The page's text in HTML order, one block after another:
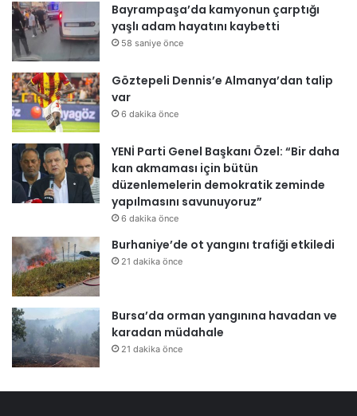
Bayrampaşa’da kamyonun çarptığı
yaşlı adam hayatını kaybetti
58 saniye önce
Göztepeli Dennis’e Almanya’dan talip
var
6 dakika önce
YENİ Parti Genel Başkanı Özel: “Bir daha
kan akmaması için bütün
düzenlemelerin demokratik zeminde
yapılmasını savunuyoruz”
6 dakika önce
Burhaniye’de ot yangını trafiği etkiledi
21 dakika önce
Bursa’da orman yangınına havadan ve
karadan müdahale
21 dakika önce